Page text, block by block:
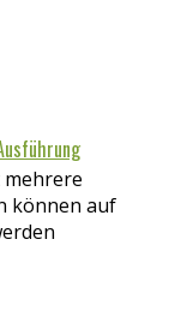
mehrere
können auf